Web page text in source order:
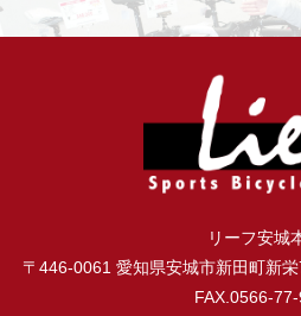
リーフ安城
〒446-0061 愛知県安城市新田町
FAX.0566-